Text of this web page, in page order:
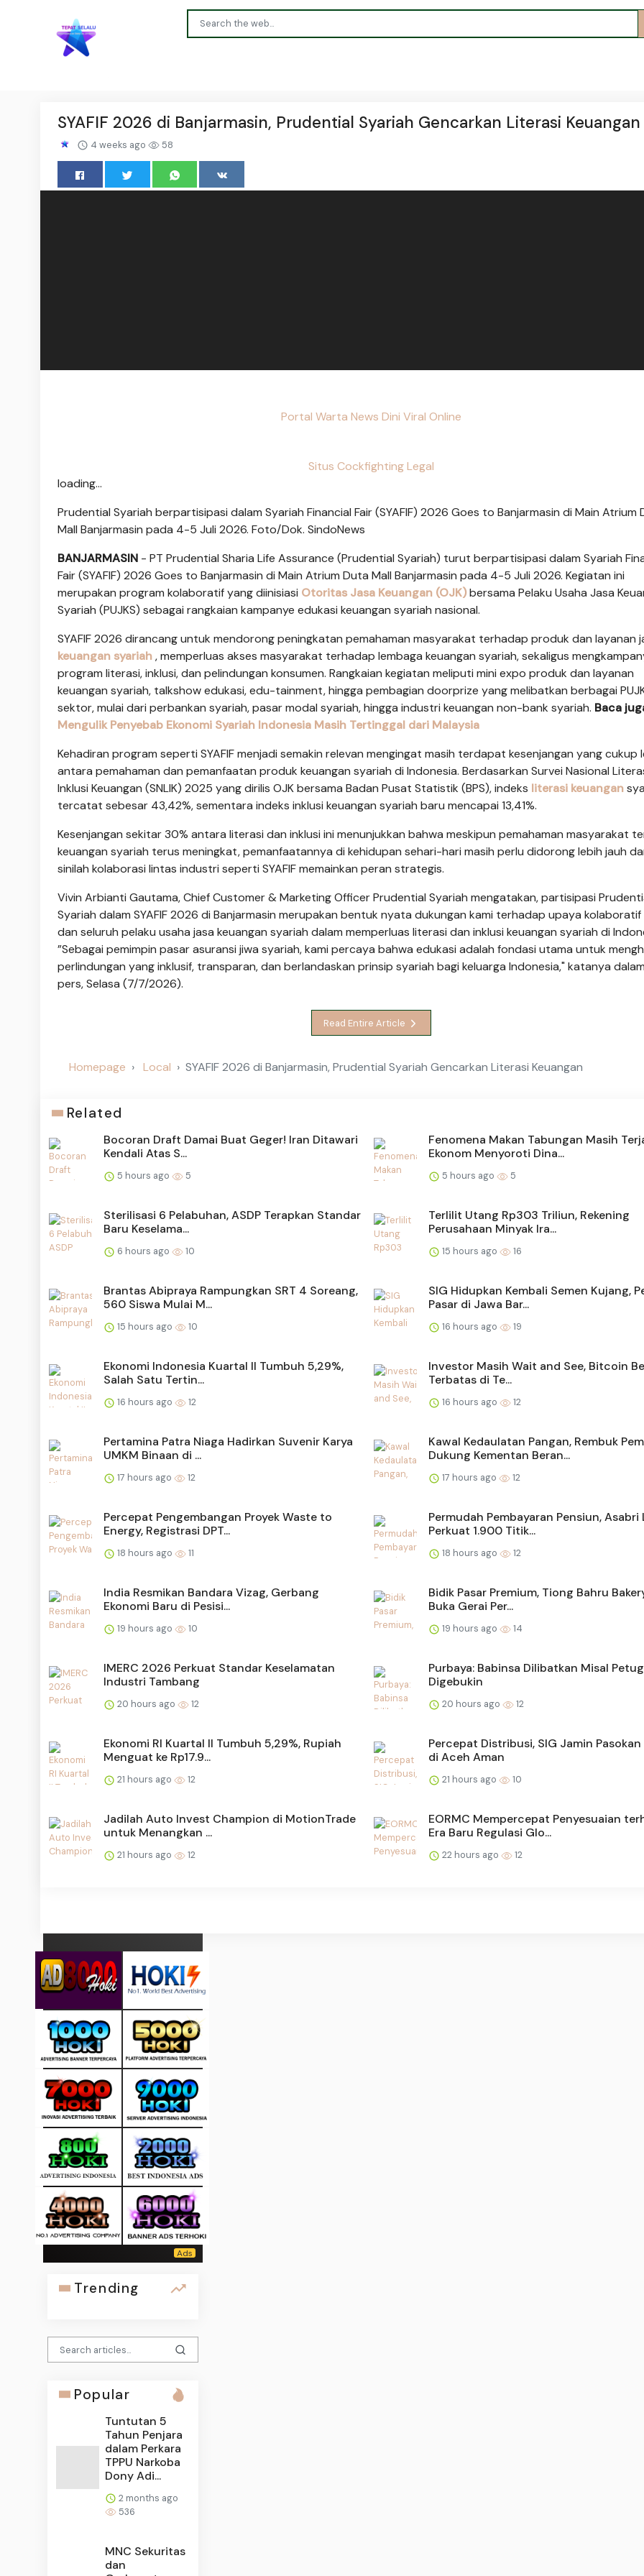
SYAFIF 2026 di Banjarmasin, Prudential Syariah Gencarkan Literasi Keuangan
4 weeks ago 58
Portal Warta News Dini Viral Online
Situs Cockfighting Legal
loading...
Prudential Syariah berpartisipasi dalam Syariah Financial Fair (SYAFIF) 2026 Goes to Banjarmasin di Main Atrium
Mall Banjarmasin pada 4-5 Juli 2026. Foto/Dok. SindoNews
BANJARMASIN - PT Prudential Sharia Life Assurance (Prudential Syariah) turut berpartisipasi dalam Syariah
Fair (SYAFIF) 2026 Goes to Banjarmasin di Main Atrium Duta Mall Banjarmasin pada 4-5 Juli 2026. Kegiatan ini
merupakan program kolaboratif yang diinisiasi Otoritas Jasa Keuangan (OJK)bersama Pelaku Usaha Jasa
Syariah (PUJKS) sebagai rangkaian kampanye edukasi keuangan syariah nasional.
SYAFIF 2026 dirancang untuk mendorong peningkatan pemahaman masyarakat terhadap produk dan layanan
keuangan syariah, memperluas akses masyarakat terhadap lembaga keuangan syariah, sekaligus
program literasi, inklusi, dan pelindungan konsumen. Rangkaian kegiatan meliputi mini expo produk dan layanan
keuangan syariah, talkshow edukasi, edu-tainment, hingga pembagian doorprize yang melibatkan berbagai
sektor, mulai dari perbankan syariah, pasar modal syariah, hingga industri keuangan non-bank syariah. Baca
Mengulik Penyebab Ekonomi Syariah Indonesia Masih Tertinggal dari Malaysia
Kehadiran program seperti SYAFIF menjadi semakin relevan mengingat masih terdapat kesenjangan yang cukup
antara pemahaman dan pemanfaatan produk keuangan syariah di Indonesia. Berdasarkan Survei Nasional
Inklusi Keuangan (SNLIK) 2025 yang dirilis OJK bersama Badan Pusat Statistik (BPS), indeks literasi keuangan
tercatat sebesar 43,42%, sementara indeks inklusi keuangan syariah baru mencapai 13,41%.
Kesenjangan sekitar 30% antara literasi dan inklusi ini menunjukkan bahwa meskipun pemahaman masyarakat
keuangan syariah terus meningkat, pemanfaatannya di kehidupan sehari-hari masih perlu didorong lebih jauh
sinilah kolaborasi lintas industri seperti SYAFIF memainkan peran strategis.
Vivin Arbianti Gautama, Chief Customer & Marketing Officer Prudential Syariah mengatakan, partisipasi
Syariah dalam SYAFIF 2026 di Banjarmasin merupakan bentuk nyata dukungan kami terhadap upaya kolaboratif
dan seluruh pelaku usaha jasa keuangan syariah dalam memperluas literasi dan inklusi keuangan syariah di
”Sebagai pemimpin pasar asuransi jiwa syariah, kami percaya bahwa edukasi adalah fondasi utama untuk
perlindungan yang inklusif, transparan, dan berlandaskan prinsip syariah bagi keluarga Indonesia," katanya
pers, Selasa (7/7/2026).
Read Entire Article
Homepage Local SYAFIF 2026 di Banjarmasin, Prudential Syariah Gencarkan Literasi Keuangan
Related
Bocoran Draft Damai Buat Geger! Iran Ditawari
Kendali Atas S...
5 hours ago 5
Fenomena Makan Tabungan Masih
Ekonom Menyoroti Dina...
5 hours ago 5
Sterilisasi 6 Pelabuhan, ASDP Terapkan Standar
Baru Keselama...
6 hours ago 10
Terlilit Utang Rp303 Triliun, Rekening
Perusahaan Minyak Ira...
15 hours ago 16
Brantas Abipraya Rampungkan SRT 4 Soreang,
560 Siswa Mulai M...
15 hours ago 10
SIG Hidupkan Kembali Semen Kujang,
Pasar di Jawa Bar...
16 hours ago 19
Ekonomi Indonesia Kuartal II Tumbuh 5,29%,
Salah Satu Tertin...
16 hours ago 12
Investor Masih Wait and See, Bitcoin
Terbatas di Te...
16 hours ago 12
Pertamina Patra Niaga Hadirkan Suvenir Karya
UMKM Binaan di ...
17 hours ago 12
Kawal Kedaulatan Pangan, Rembuk
Dukung Kementan Beran...
17 hours ago 12
Percepat Pengembangan Proyek Waste to
Energy, Registrasi DPT...
18 hours ago 11
Permudah Pembayaran Pensiun, Asabri
Perkuat 1.900 Titik...
18 hours ago 12
India Resmikan Bandara Vizag, Gerbang
Ekonomi Baru di Pesisi...
19 hours ago 10
Bidik Pasar Premium, Tiong Bahru
Buka Gerai Per...
19 hours ago 14
IMERC 2026 Perkuat Standar Keselamatan
Industri Tambang
20 hours ago 12
Purbaya: Babinsa Dilibatkan Misal
Digebukin
20 hours ago 12
Ekonomi RI Kuartal II Tumbuh 5,29%, Rupiah
Menguat ke Rp17.9...
21 hours ago 12
Percepat Distribusi, SIG Jamin Pasokan
di Aceh Aman
21 hours ago 10
Jadilah Auto Invest Champion di MotionTrade
untuk Menangkan ...
21 hours ago 12
EORMC Mempercepat Penyesuaian
Era Baru Regulasi Glo...
22 hours ago 12
Trending
Popular
Tuntutan 5
Tahun Penjara
dalam Perkara
TPPU Narkoba
Dony Adi...
2 months ago
536
MNC Sekuritas
dan